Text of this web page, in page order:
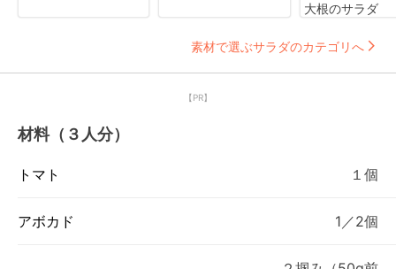
大根のサラダ
素材で選ぶサラダのカテゴリへ
【PR】
材料（３人分）
トマト １個
アボカド 1／2個